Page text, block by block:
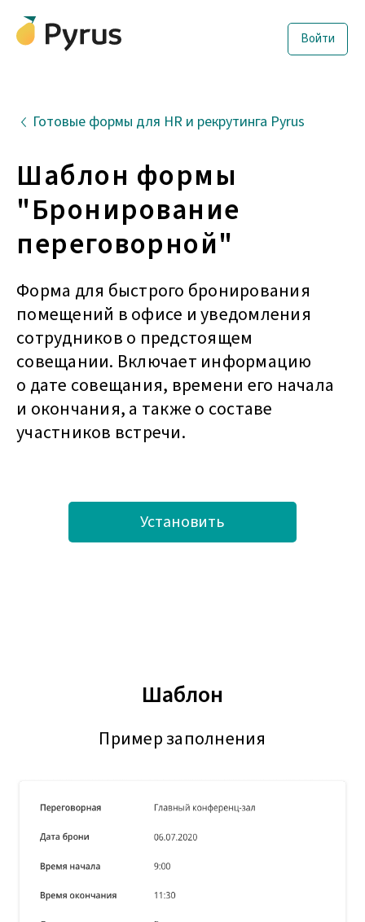
Войти
Готовые формы для HR и рекрутинга Pyrus
Шаблон формы
"Бронирование
переговорной"
Форма для быстрого бронирования
помещений в офисе и уведомления
сотрудников о предстоящем
совещании. Включает информацию
о дате совещания, времени его начала
и окончания, а также о составе
участников встречи.
Установить
Шаблон
Пример заполнения